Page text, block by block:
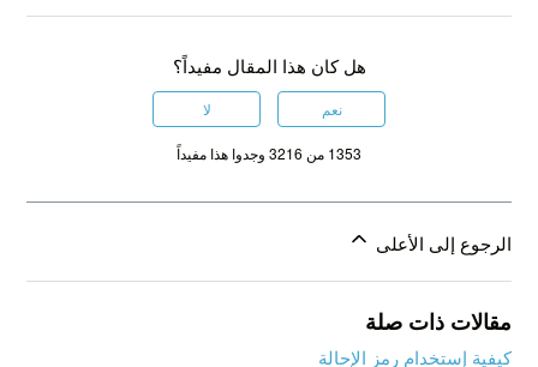
هل كان هذا المقال مفيداً؟
نعم لا
1353 من 3216 وجدوا هذا مفيداً
الرجوع إلى الأعلى
مقالات ذات صلة
كيفية إستخدام رمز الإحالة